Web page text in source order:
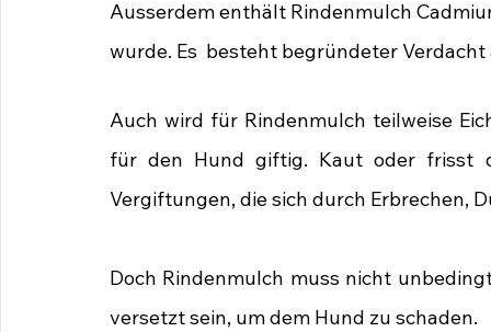
Ausserdem enthält Rindenmulch
wurde. Es  besteht begründeter
Auch wird für Rindenmulch teilweise
für den Hund giftig. Kaut oder frisst
Vergiftungen, die sich durch Erbrechen,
Doch Rindenmulch muss nicht
versetzt sein, um dem Hund zu schaden.